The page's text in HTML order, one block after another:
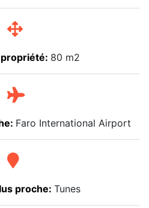
80 m2
Faro International Airport
proche: Tunes